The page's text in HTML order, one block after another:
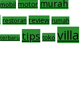
mobil motor murah
restoran review rumah
terbaru tips toko villa